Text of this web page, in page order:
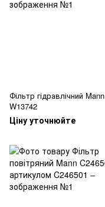
Фільтр гідравлічний Mann
W13742
Ціну уточнюйте